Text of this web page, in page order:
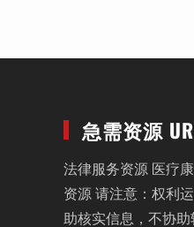
急需资源
法律服务资源 医疗
资源 请注意：权利
助核实信息，不协